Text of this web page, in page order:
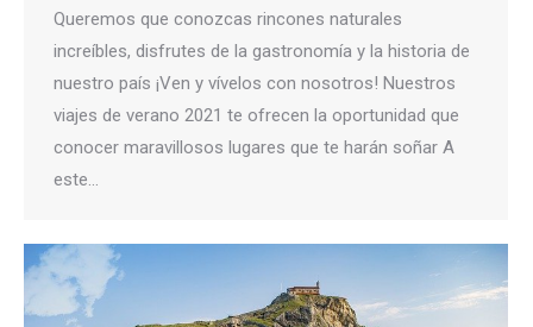
Queremos que conozcas rincones naturales
increíbles, disfrutes de la gastronomía y la historia de
nuestro país ¡Ven y vívelos con nosotros! Nuestros
viajes de verano 2021 te ofrecen la oportunidad que
conocer maravillosos lugares que te harán soñar A
este…